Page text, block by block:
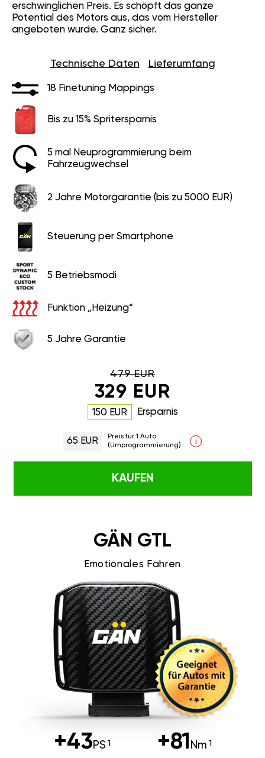
erschwinglichen Preis. Es schöpft das ganze
Potential des Motors aus, das vom Hersteller
angeboten wurde. Ganz sicher.
Technische Daten Lieferumfang
18 Finetuning Mappings
Bis zu 15% Spritersparnis
5 mal Neuprogrammierung beim
Fahrzeugwechsel
2 Jahre Motorgarantie (bis zu 5000 EUR)
Steuerung per Smartphone
5 Betriebsmodi
Funktion „Heizung“
5 Jahre Garantie
479 EUR
329 EUR
150 EUR Ersparnis
65 EUR
Preis für 1 Auto
(Umprogrammierung)
i
KAUFEN
GÄN GTL
Emotionales Fahren
+43PS +81 Nm